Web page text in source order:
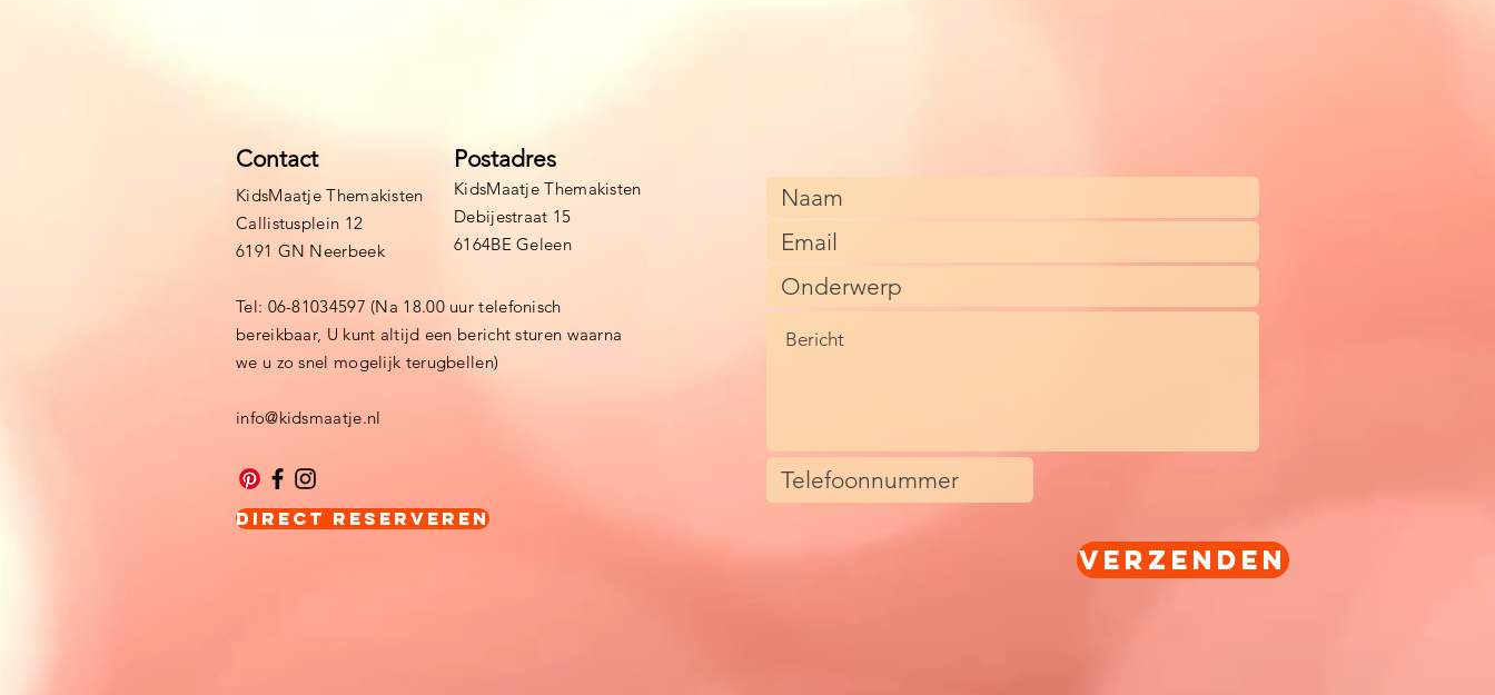
Contact
KidsMaatje Themakisten
Callistusplein 12
6191 GN Neerbeek
Tel: 06-81034597 (Na 18.00 uur telefonisch
bereikbaar, U kunt altijd een bericht sturen waarna
we u zo snel mogelijk terugbellen)
info@kidsmaatje.nl
Direct Reserveren
Verzenden
Postadres
KidsMaatje Themakisten
Debijestraat 15
6164BE Geleen